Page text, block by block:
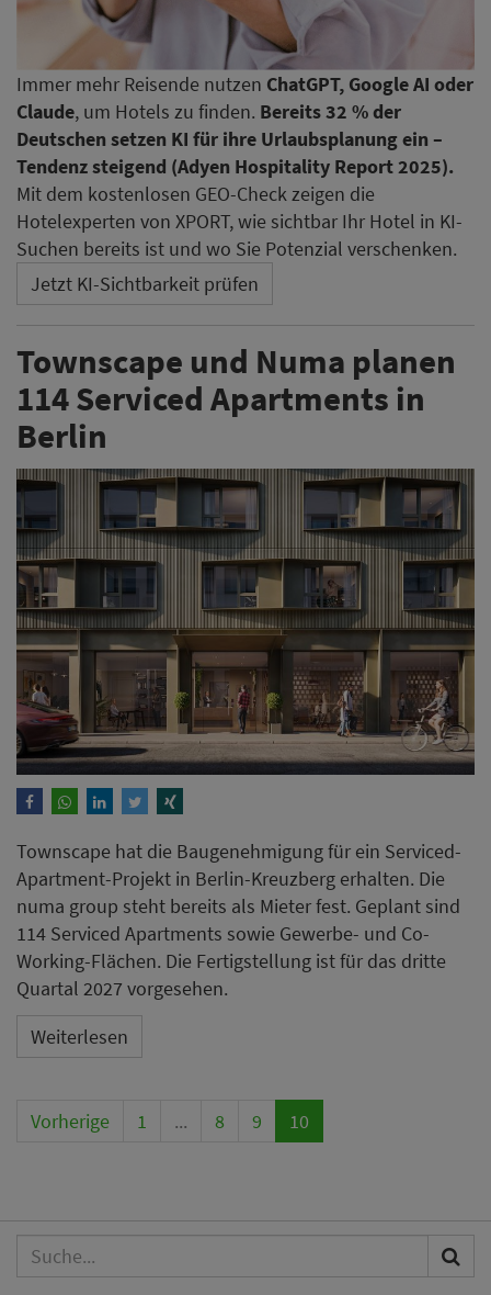
Immer mehr Reisende nutzen ChatGPT, Google AI oder
Claude, um Hotels zu finden. Bereits 32 % der
Deutschen setzen KI für ihre Urlaubsplanung ein –
Tendenz steigend (Adyen Hospitality Report 2025).
Mit dem kostenlosen GEO-Check zeigen die
Hotelexperten von XPORT, wie sichtbar Ihr Hotel in KI-
Suchen bereits ist und wo Sie Potenzial verschenken.
Jetzt KI-Sichtbarkeit prüfen
Townscape und Numa planen
114 Serviced Apartments in
Berlin
Townscape hat die Baugenehmigung für ein Serviced-
Apartment-Projekt in Berlin-Kreuzberg erhalten. Die
numa group steht bereits als Mieter fest. Geplant sind
114 Serviced Apartments sowie Gewerbe- und Co-
Working-Flächen. Die Fertigstellung ist für das dritte
Quartal 2027 vorgesehen.
Weiterlesen
Vorherige 1 ... 8 9 10